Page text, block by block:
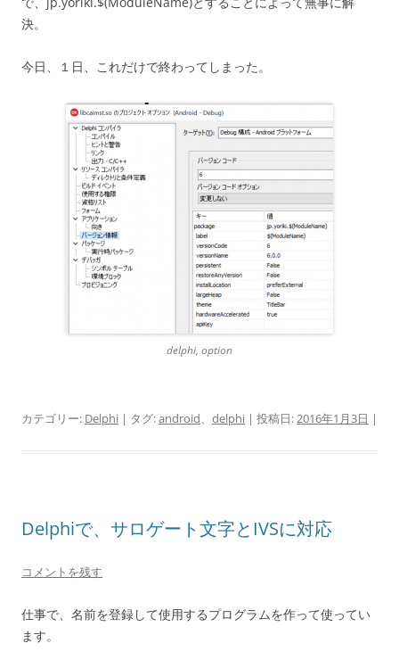
決。
今日、１日、これだけで終わってしまった。
delphi, option
カテゴリー: Delphi | タグ:android、 delphi | 投稿日:2016年1月3日 |
Delphiで、サロゲート文字とIVSに対応
コメントを残す
仕事で、名前を登録して使用するプログラムを作って使ってい
ます。